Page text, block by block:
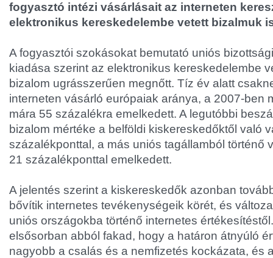
fogyasztó intézi vásárlásait az interneten
elektronikus kereskedelembe vetett bizalmuk
A fogyasztói szokásokat bemutató uniós
kiadása szerint az elektronikus kereskedelembe
bizalom ugrásszerűen megnőtt. Tíz év alatt
interneten vásárló európaiak aránya, a 2007-ben
mára 55 százalékra emelkedett. A legutóbbi
bizalom mértéke a belföldi kiskereskedőktől való
százalékponttal, a más uniós tagállamból történő
21 százalékponttal emelkedett.
A jelentés szerint a kiskereskedők azonban
bővítik internetes tevékenységeik körét, és
uniós országokba történő internetes
elsősorban abból fakad, hogy a határon átnyúló
nagyobb a csalás és a nemfizetés kockázata, és